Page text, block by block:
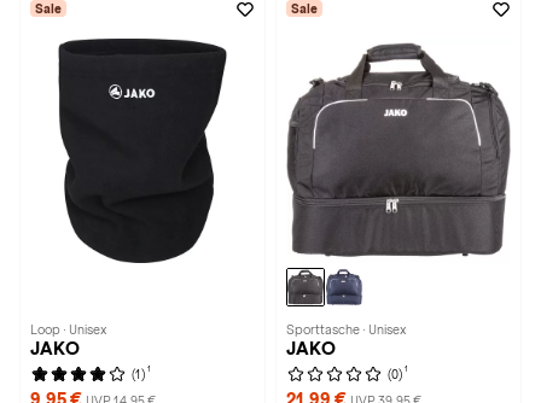
Sale
Loop · Unisex
JAKO
(1) 1
Sale
Sporttasche · Unisex
JAKO
(0) 1